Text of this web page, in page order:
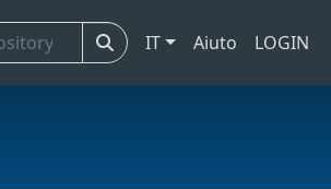
IT Aiuto LOGIN